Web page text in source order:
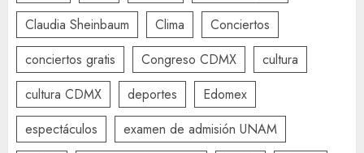
Claudia Sheinbaum
Clima
Conciertos
conciertos gratis
Congreso CDMX
cultura
cultura CDMX
deportes
Edomex
espectáculos
examen de admisión UNAM